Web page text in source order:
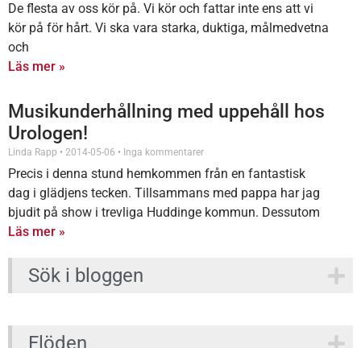
De flesta av oss kör på. Vi kör och fattar inte ens att vi
kör på för hårt. Vi ska vara starka, duktiga, målmedvetna
och
Läs mer »
Musikunderhållning med uppehåll hos
Urologen!
Linda Rapp 2014-05-06 Inga kommentarer
Precis i denna stund hemkommen från en fantastisk
dag i glädjens tecken. Tillsammans med pappa har jag
bjudit på show i trevliga Huddinge kommun. Dessutom
blivit
Läs mer »
Sök i bloggen
Flöden